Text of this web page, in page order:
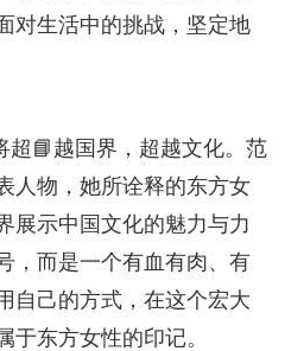
对生活中的挑战，坚定地
超📘越国界，超越文化。范
人物，她所诠释的东方女
展示中国文化的魅力与力
，而是一个有血有肉、有
自己的方式，在这个宏大
于东方女性的印记。